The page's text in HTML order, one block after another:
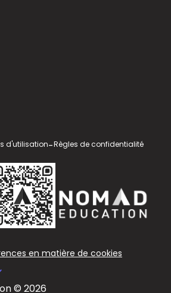
d'utilisation-Règles de confidentialité
en matière de cookies
© 2026